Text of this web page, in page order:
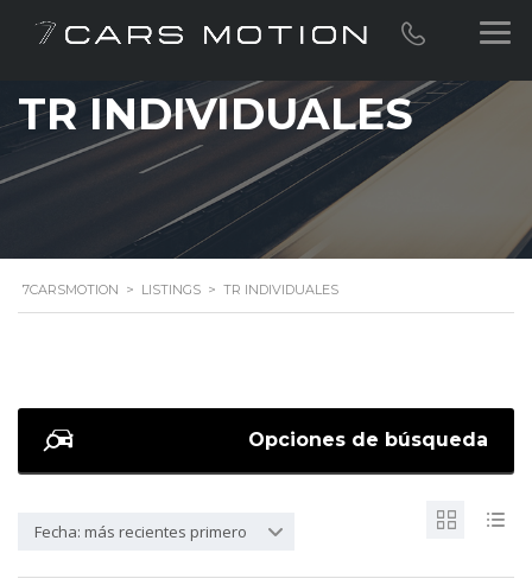
TR INDIVIDUALES
7CARSMOTION > LISTINGS > TR INDIVIDUALES
Opciones de búsqueda
Fecha: más recientes primero